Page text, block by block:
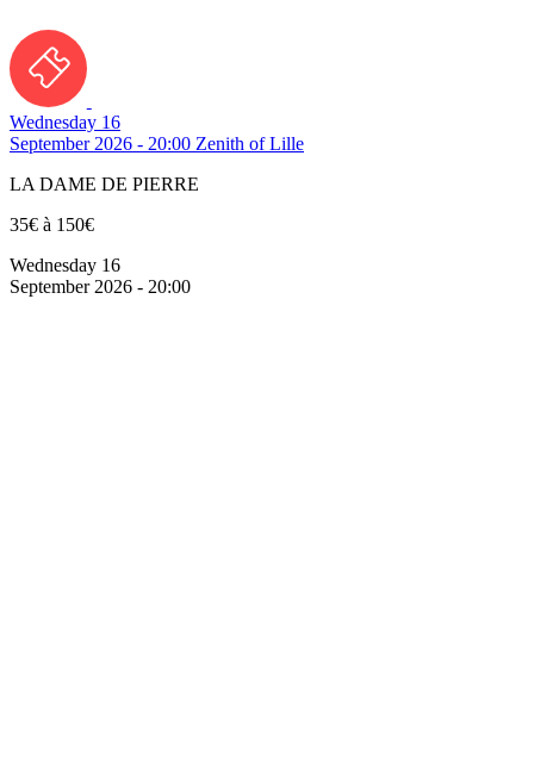
Wednesday 16
September 2026 - 20:00 Zenith of Lille
LA DAME DE PIERRE
35€ à 150€
Wednesday 16
September 2026 - 20:00